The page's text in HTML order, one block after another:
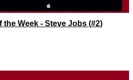
the Week - Steve Jobs (#2)